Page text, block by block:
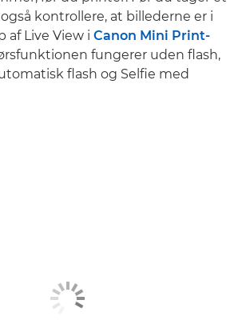
kontrollere, at billederne er i
af Live View i Canon Mini Print-
fungerer uden flash,
flash og Selfie med